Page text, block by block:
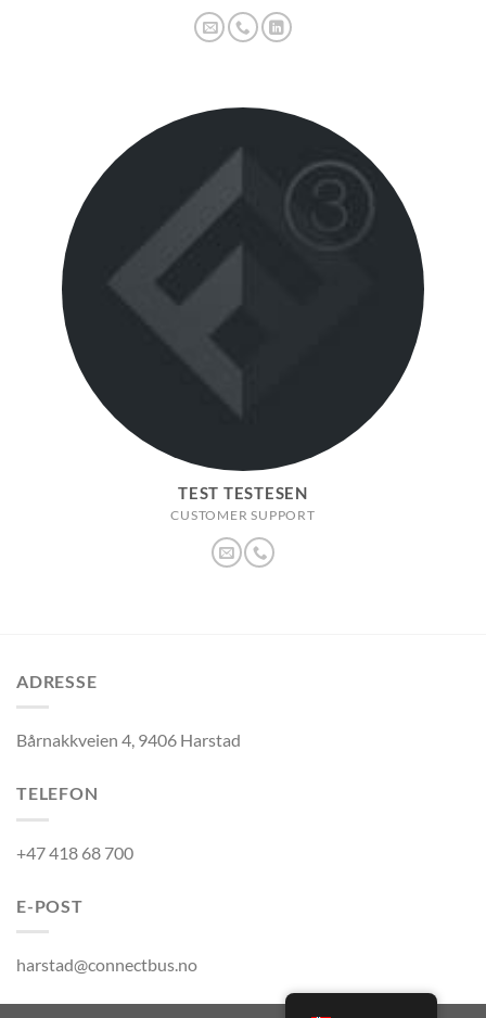
TEST TESTESEN
CUSTOMER SUPPORT
ADRESSE
Bårnakkveien 4, 9406 Harstad
TELEFON
+47 418 68 700
E-POST
harstad@connectbus.no